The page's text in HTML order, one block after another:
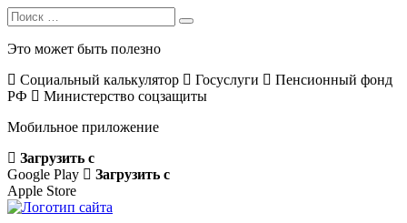
Search
for:
Search
Это может быть полезно
Социальный калькулятор
Госуслуги
Пенсионный фонд
РФ
Министерство соцзащиты
Мобильное приложение
Загрузить с
Google Play
Загрузить с
Apple Store